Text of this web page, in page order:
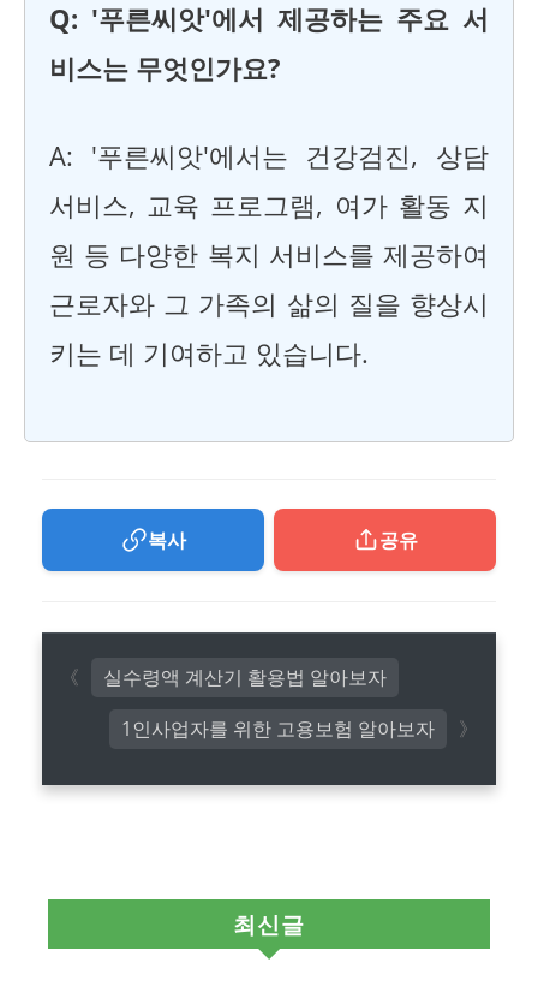
Q: '푸른씨앗'에서 제공하는 주요 서
비스는 무엇인가요?
A: '푸른씨앗'에서는 건강검진, 상담
서비스, 교육 프로그램, 여가 활동 지
원 등 다양한 복지 서비스를 제공하여
근로자와 그 가족의 삶의 질을 향상시
키는 데 기여하고 있습니다.
복사 공유
1인사업자를 위한 고용보험 알아보자
실수령액 계산기 활용법 알아보자
최신글